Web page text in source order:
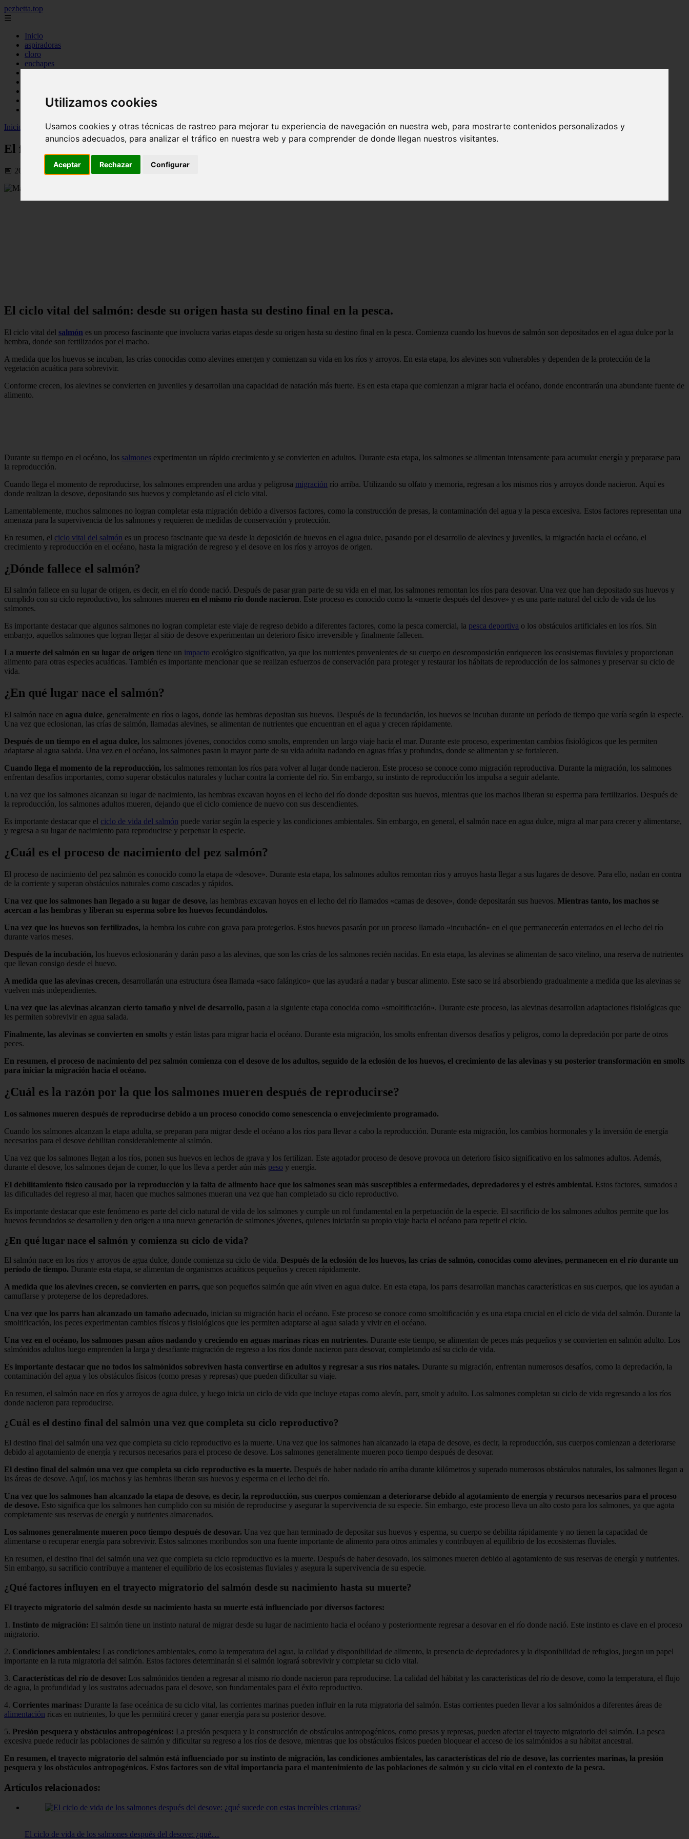
Utilizamos cookies
Usamos cookies y otras técnicas de rastreo para mejorar tu experiencia de navegación en nuestra web, para mostrarte contenidos personalizados y
anuncios adecuados, para analizar el tráfico en nuestra web y para comprender de donde llegan nuestros visitantes.
Aceptar Rechazar Configurar
pezbetta.top
☰
Inicio
aspiradoras
cloro
enchapes
parches
piscinas
Inicio
peces >El fascinante viaje del salmón: ¿Dónde comienza y termina su vida?
El fascinante viaje del salmón: ¿Dónde comienza y termina su vida?
📅 20/08/2025
El ciclo vital del salmón: desde su origen hasta su destino final en la pesca.
El ciclo vital del salmón es un proceso fascinante que involucra varias etapas desde su origen hasta su destino final en la pesca. Comienza cuando los huevos de salmón son depositados en el agua dulce por la
hembra, donde son fertilizados por el macho.
A medida que los huevos se incuban, las crías conocidas como alevines emergen y comienzan su vida en los ríos y arroyos. En esta etapa, los alevines son vulnerables y dependen de la protección de la
vegetación acuática para sobrevivir.
Conforme crecen, los alevines se convierten en juveniles y desarrollan una capacidad de natación más fuerte. Es en esta etapa que comienzan a migrar hacia el océano, donde encontrarán una abundante fuente de
alimento.
Durante su tiempo en el océano, los salmones experimentan un rápido crecimiento y se convierten en adultos. Durante esta etapa, los salmones se alimentan intensamente para acumular energía y prepararse para
la reproducción.
Cuando llega el momento de reproducirse, los salmones emprenden una ardua y peligrosa migración río arriba. Utilizando su olfato y memoria, regresan a los mismos ríos y arroyos donde nacieron. Aquí es
donde realizan la desove, depositando sus huevos y completando así el ciclo vital.
Lamentablemente, muchos salmones no logran completar esta migración debido a diversos factores, como la construcción de presas, la contaminación del agua y la pesca excesiva. Estos factores representan una
amenaza para la supervivencia de los salmones y requieren de medidas de conservación y protección.
En resumen, el ciclo vital del salmón es un proceso fascinante que va desde la deposición de huevos en el agua dulce, pasando por el desarrollo de alevines y juveniles, la migración hacia el océano, el
crecimiento y reproducción en el océano, hasta la migración de regreso y el desove en los ríos y arroyos de origen.
¿Dónde fallece el salmón?
El salmón fallece en su lugar de origen, es decir, en el río donde nació. Después de pasar gran parte de su vida en el mar, los salmones remontan los ríos para desovar. Una vez que han depositado sus huevos y
cumplido con su ciclo reproductivo, los salmones mueren en el mismo río donde nacieron. Este proceso es conocido como la «muerte después del desove» y es una parte natural del ciclo de vida de los
salmones.
Es importante destacar que algunos salmones no logran completar este viaje de regreso debido a diferentes factores, como la pesca comercial, la pesca deportiva o los obstáculos artificiales en los ríos. Sin
embargo, aquellos salmones que logran llegar al sitio de desove experimentan un deterioro físico irreversible y finalmente fallecen.
La muerte del salmón en su lugar de origen tiene un impacto ecológico significativo, ya que los nutrientes provenientes de su cuerpo en descomposición enriquecen los ecosistemas fluviales y proporcionan
alimento para otras especies acuáticas. También es importante mencionar que se realizan esfuerzos de conservación para proteger y restaurar los hábitats de reproducción de los salmones y preservar su ciclo de
vida.
¿En qué lugar nace el salmón?
El salmón nace en agua dulce, generalmente en ríos o lagos, donde las hembras depositan sus huevos. Después de la fecundación, los huevos se incuban durante un período de tiempo que varía según la especie.
Una vez que eclosionan, las crías de salmón, llamadas alevines, se alimentan de nutrientes que encuentran en el agua y crecen rápidamente.
Después de un tiempo en el agua dulce, los salmones jóvenes, conocidos como smolts, emprenden un largo viaje hacia el mar. Durante este proceso, experimentan cambios fisiológicos que les permiten
adaptarse al agua salada. Una vez en el océano, los salmones pasan la mayor parte de su vida adulta nadando en aguas frías y profundas, donde se alimentan y se fortalecen.
Cuando llega el momento de la reproducción, los salmones remontan los ríos para volver al lugar donde nacieron. Este proceso se conoce como migración reproductiva. Durante la migración, los salmones
enfrentan desafíos importantes, como superar obstáculos naturales y luchar contra la corriente del río. Sin embargo, su instinto de reproducción los impulsa a seguir adelante.
Una vez que los salmones alcanzan su lugar de nacimiento, las hembras excavan hoyos en el lecho del río donde depositan sus huevos, mientras que los machos liberan su esperma para fertilizarlos. Después de
la reproducción, los salmones adultos mueren, dejando que el ciclo comience de nuevo con sus descendientes.
Es importante destacar que el ciclo de vida del salmón puede variar según la especie y las condiciones ambientales. Sin embargo, en general, el salmón nace en agua dulce, migra al mar para crecer y alimentarse,
y regresa a su lugar de nacimiento para reproducirse y perpetuar la especie.
¿Cuál es el proceso de nacimiento del pez salmón?
El proceso de nacimiento del pez salmón es conocido como la etapa de «desove». Durante esta etapa, los salmones adultos remontan ríos y arroyos hasta llegar a sus lugares de desove. Para ello, nadan en contra
de la corriente y superan obstáculos naturales como cascadas y rápidos.
Una vez que los salmones han llegado a su lugar de desove, las hembras excavan hoyos en el lecho del río llamados «camas de desove», donde depositarán sus huevos. Mientras tanto, los machos se
acercan a las hembras y liberan su esperma sobre los huevos fecundándolos.
Una vez que los huevos son fertilizados, la hembra los cubre con grava para protegerlos. Estos huevos pasarán por un proceso llamado «incubación» en el que permanecerán enterrados en el lecho del río
durante varios meses.
Después de la incubación, los huevos eclosionarán y darán paso a las alevinas, que son las crías de los salmones recién nacidas. En esta etapa, las alevinas se alimentan de saco vitelino, una reserva de nutrientes
que llevan consigo desde el huevo.
A medida que las alevinas crecen, desarrollarán una estructura ósea llamada «saco falángico» que las ayudará a nadar y buscar alimento. Este saco se irá absorbiendo gradualmente a medida que las alevinas se
vuelven más independientes.
Una vez que las alevinas alcanzan cierto tamaño y nivel de desarrollo, pasan a la siguiente etapa conocida como «smoltificación». Durante este proceso, las alevinas desarrollan adaptaciones fisiológicas que
les permiten sobrevivir en agua salada.
Finalmente, las alevinas se convierten en smolts y están listas para migrar hacia el océano. Durante esta migración, los smolts enfrentan diversos desafíos y peligros, como la depredación por parte de otros
peces.
En resumen, el proceso de nacimiento del pez salmón comienza con el desove de los adultos, seguido de la eclosión de los huevos, el crecimiento de las alevinas y su posterior transformación en smolts
para iniciar la migración hacia el océano.
¿Cuál es la razón por la que los salmones mueren después de reproducirse?
Los salmones mueren después de reproducirse debido a un proceso conocido como senescencia o envejecimiento programado.
Cuando los salmones alcanzan la etapa adulta, se preparan para migrar desde el océano a los ríos para llevar a cabo la reproducción. Durante esta migración, los cambios hormonales y la inversión de energía
necesarios para el desove debilitan considerablemente al salmón.
Una vez que los salmones llegan a los ríos, ponen sus huevos en lechos de grava y los fertilizan. Este agotador proceso de desove provoca un deterioro físico significativo en los salmones adultos. Además,
durante el desove, los salmones dejan de comer, lo que los lleva a perder aún más peso y energía.
El debilitamiento físico causado por la reproducción y la falta de alimento hace que los salmones sean más susceptibles a enfermedades, depredadores y el estrés ambiental. Estos factores, sumados a
las dificultades del regreso al mar, hacen que muchos salmones mueran una vez que han completado su ciclo reproductivo.
Es importante destacar que este fenómeno es parte del ciclo natural de vida de los salmones y cumple un rol fundamental en la perpetuación de la especie. El sacrificio de los salmones adultos permite que los
huevos fecundados se desarrollen y den origen a una nueva generación de salmones jóvenes, quienes iniciarán su propio viaje hacia el océano para repetir el ciclo.
¿En qué lugar nace el salmón y comienza su ciclo de vida?
El salmón nace en los ríos y arroyos de agua dulce, donde comienza su ciclo de vida. Después de la eclosión de los huevos, las crías de salmón, conocidas como alevines, permanecen en el río durante un
período de tiempo. Durante esta etapa, se alimentan de organismos acuáticos pequeños y crecen rápidamente.
A medida que los alevines crecen, se convierten en parrs, que son pequeños salmón que aún viven en agua dulce. En esta etapa, los parrs desarrollan manchas características en sus cuerpos, que los ayudan a
camuflarse y protegerse de los depredadores.
Una vez que los parrs han alcanzado un tamaño adecuado, inician su migración hacia el océano. Este proceso se conoce como smoltificación y es una etapa crucial en el ciclo de vida del salmón. Durante la
smoltificación, los peces experimentan cambios físicos y fisiológicos que les permiten adaptarse al agua salada y vivir en el océano.
Una vez en el océano, los salmones pasan años nadando y creciendo en aguas marinas ricas en nutrientes. Durante este tiempo, se alimentan de peces más pequeños y se convierten en salmón adulto. Los
salmónidos adultos luego emprenden la larga y desafiante migración de regreso a los ríos donde nacieron para desovar, completando así su ciclo de vida.
Es importante destacar que no todos los salmónidos sobreviven hasta convertirse en adultos y regresar a sus ríos natales. Durante su migración, enfrentan numerosos desafíos, como la depredación, la
contaminación del agua y los obstáculos físicos (como presas y represas) que pueden dificultar su viaje.
En resumen, el salmón nace en ríos y arroyos de agua dulce, y luego inicia un ciclo de vida que incluye etapas como alevín, parr, smolt y adulto. Los salmones completan su ciclo de vida regresando a los ríos
donde nacieron para reproducirse.
¿Cuál es el destino final del salmón una vez que completa su ciclo reproductivo?
El destino final del salmón una vez que completa su ciclo reproductivo es la muerte. Una vez que los salmones han alcanzado la etapa de desove, es decir, la reproducción, sus cuerpos comienzan a deteriorarse
debido al agotamiento de energía y recursos necesarios para el proceso de desove. Los salmones generalmente mueren poco tiempo después de desovar.
El destino final del salmón una vez que completa su ciclo reproductivo es la muerte. Después de haber nadado río arriba durante kilómetros y superado numerosos obstáculos naturales, los salmones llegan a
las áreas de desove. Aquí, los machos y las hembras liberan sus huevos y esperma en el lecho del río.
Una vez que los salmones han alcanzado la etapa de desove, es decir, la reproducción, sus cuerpos comienzan a deteriorarse debido al agotamiento de energía y recursos necesarios para el proceso
de desove. Esto significa que los salmones han cumplido con su misión de reproducirse y asegurar la supervivencia de su especie. Sin embargo, este proceso lleva un alto costo para los salmones, ya que agota
completamente sus reservas de energía y nutrientes almacenados.
Los salmones generalmente mueren poco tiempo después de desovar. Una vez que han terminado de depositar sus huevos y esperma, su cuerpo se debilita rápidamente y no tienen la capacidad de
alimentarse o recuperar energía para sobrevivir. Estos salmones moribundos son una fuente importante de alimento para otros animales y contribuyen al equilibrio de los ecosistemas fluviales.
En resumen, el destino final del salmón una vez que completa su ciclo reproductivo es la muerte. Después de haber desovado, los salmones mueren debido al agotamiento de sus reservas de energía y nutrientes.
Sin embargo, su sacrificio contribuye a mantener el equilibrio de los ecosistemas fluviales y asegura la supervivencia de su especie.
¿Qué factores influyen en el trayecto migratorio del salmón desde su nacimiento hasta su muerte?
El trayecto migratorio del salmón desde su nacimiento hasta su muerte está influenciado por diversos factores:
1. Instinto de migración: El salmón tiene un instinto natural de migrar desde su lugar de nacimiento hacia el océano y posteriormente regresar a desovar en el río donde nació. Este instinto es clave en el proceso
migratorio.
2. Condiciones ambientales: Las condiciones ambientales, como la temperatura del agua, la calidad y disponibilidad de alimento, la presencia de depredadores y la disponibilidad de refugios, juegan un papel
importante en la ruta migratoria del salmón. Estos factores determinarán si el salmón logrará sobrevivir y completar su ciclo vital.
3. Características del río de desove: Los salmónidos tienden a regresar al mismo río donde nacieron para reproducirse. La calidad del hábitat y las características del río de desove, como la temperatura, el flujo
de agua, la profundidad y los sustratos adecuados para el desove, son fundamentales para el éxito reproductivo.
4. Corrientes marinas: Durante la fase oceánica de su ciclo vital, las corrientes marinas pueden influir en la ruta migratoria del salmón. Estas corrientes pueden llevar a los salmónidos a diferentes áreas de
alimentación ricas en nutrientes, lo que les permitirá crecer y ganar energía para su posterior desove.
5. Presión pesquera y obstáculos antropogénicos: La presión pesquera y la construcción de obstáculos antropogénicos, como presas y represas, pueden afectar el trayecto migratorio del salmón. La pesca
excesiva puede reducir las poblaciones de salmón y dificultar su regreso a los ríos de desove, mientras que los obstáculos físicos pueden bloquear el acceso de los salmónidos a su hábitat ancestral.
En resumen, el trayecto migratorio del salmón está influenciado por su instinto de migración, las condiciones ambientales, las características del río de desove, las corrientes marinas, la presión
pesquera y los obstáculos antropogénicos. Estos factores son de vital importancia para el mantenimiento de las poblaciones de salmón y su ciclo vital en el contexto de la pesca.
Artículos relacionados:
El ciclo de vida de los salmones después del desove: ¿qué…